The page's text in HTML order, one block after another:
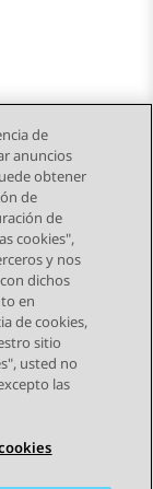
siguiente
de
anuncios
obtener
de
de
cookies",
y nos
dichos
en
de cookies,
sitio
usted no
las